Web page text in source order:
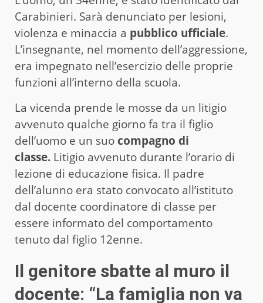
Carabinieri. Sarà denunciato per lesioni,
violenza e minaccia a pubblico ufficiale.
L’insegnante, nel momento dell’aggressione,
era impegnato nell’esercizio delle proprie
funzioni all’interno della scuola.
La vicenda prende le mosse da un litigio
avvenuto qualche giorno fa tra il figlio
dell’uomo e un suo compagno di
classe. Litigio avvenuto durante l’orario di
lezione di educazione fisica. Il padre
dell’alunno era stato convocato all’istituto
dal docente coordinatore di classe per
essere informato del comportamento
tenuto dal figlio 12enne.
Il genitore sbatte al muro il
docente: “La famiglia non va